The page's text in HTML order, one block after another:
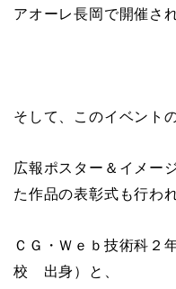
アオーレ長岡で開催さ
そして、このイベントの
広報ポスター＆イメー
た作品の表彰式も行われ
ＣＧ・Ｗｅｂ技術科２
校 出身）と、